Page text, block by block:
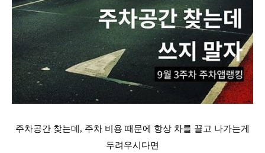
주차공간 찾는데, 주차 비용 때문에 항상 차를 끌고 나가는게
두려우시다면